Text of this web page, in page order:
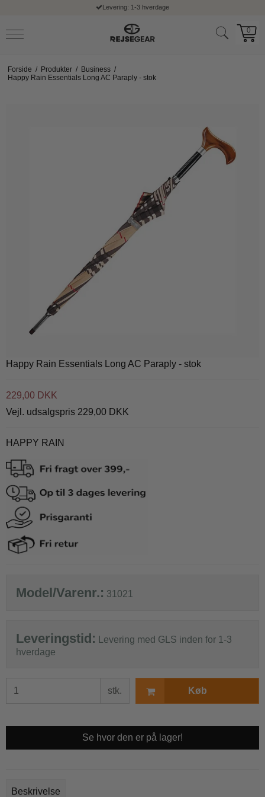
Levering: 1-3 hverdage
0
Forside / Produkter / Business /
Happy Rain Essentials Long AC Paraply - stok
Happy Rain Essentials Long AC Paraply - stok
229,00 DKK
Vejl. udsalgspris 229,00 DKK
HAPPY RAIN
Model/Varenr.: 31021
Leveringstid:
Levering med GLS inden for 1-3
hverdage
stk. Køb
Se hvor den er på lager!
Beskrivelse